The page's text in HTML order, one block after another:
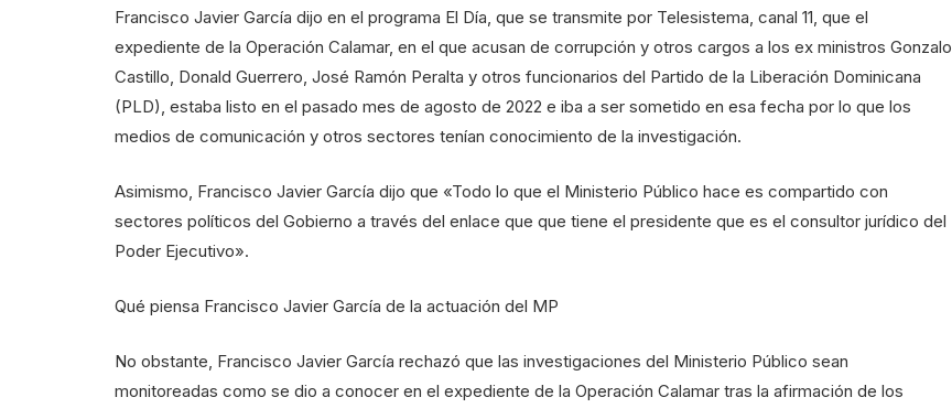
Francisco Javier García dijo en el programa El Día, que se transmite por Telesistema, canal 11, que el
expediente de la Operación Calamar, en el que acusan de corrupción y otros cargos a los ex ministros Gonzalo
Castillo, Donald Guerrero, José Ramón Peralta y otros funcionarios del Partido de la Liberación Dominicana
(PLD), estaba listo en el pasado mes de agosto de 2022 e iba a ser sometido en esa fecha por lo que los
medios de comunicación y otros sectores tenían conocimiento de la investigación.
Asimismo, Francisco Javier García dijo que «Todo lo que el Ministerio Público hace es compartido con
sectores políticos del Gobierno a través del enlace que que tiene el presidente que es el consultor jurídico del
Poder Ejecutivo».
Qué piensa Francisco Javier García de la actuación del MP
No obstante, Francisco Javier García rechazó que las investigaciones del Ministerio Público sean
monitoreadas como se dio a conocer en el expediente de la Operación Calamar tras la afirmación de los